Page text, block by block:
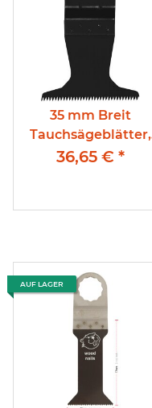
35 mm Breit
Tauchsägeblätter,
Hartmetalll, Q-
36,65 € *
AUF LAGER